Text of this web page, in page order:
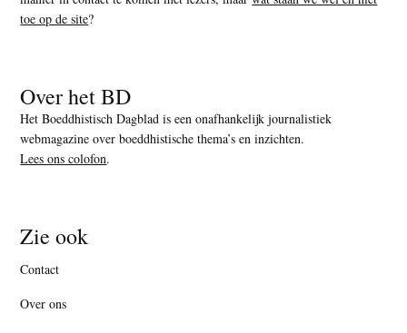
toe op de site?
Over het BD
Het Boeddhistisch Dagblad is een onafhankelijk journalistiek
webmagazine over boeddhistische thema’s en inzichten.
Lees ons colofon.
Zie ook
Contact
Over ons